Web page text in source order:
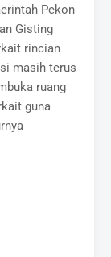
Pekon
Gisting
rincian
masih terus
ruang
guna